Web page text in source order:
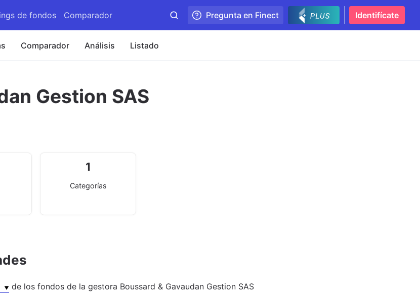
de fondos Comparador Pregunta en Finect Identifícate
Comparador Análisis Listado
Gestion SAS
1
Categorías
de losfondos de la gestora Boussard & Gavaudan Gestion SAS